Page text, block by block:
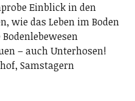
Einblick in den
wie das Leben im Boden
– auch Unterhosen!
Samstagern